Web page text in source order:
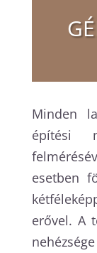
Minden
építési
esetben
erővel. A